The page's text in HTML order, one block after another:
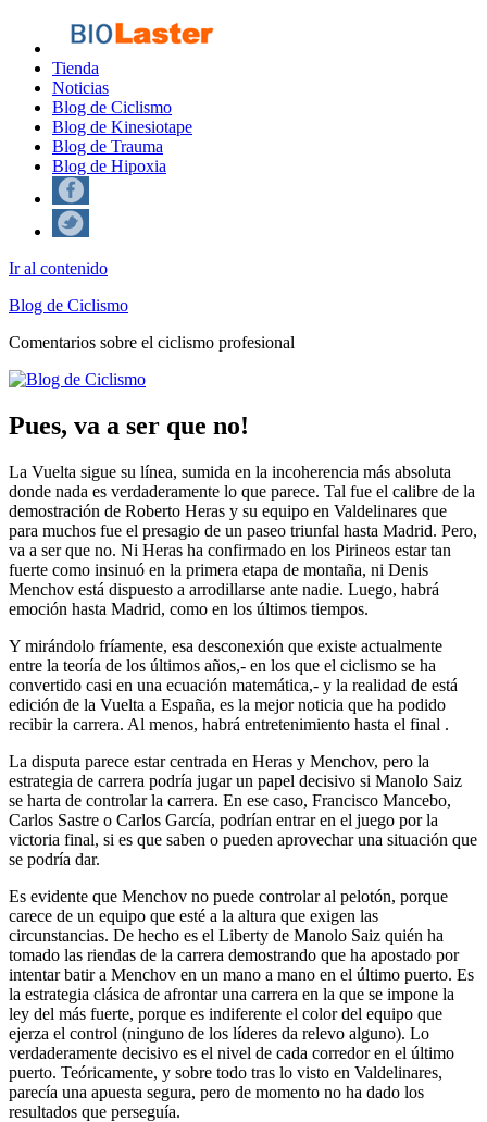
Tienda
Noticias
Blog de Ciclismo
Blog de Kinesiotape
Blog de Trauma
Blog de Hipoxia
Ir al contenido
Blog de Ciclismo
Comentarios sobre el ciclismo profesional
Pues, va a ser que no!
La Vuelta sigue su línea, sumida en la incoherencia más absoluta
donde nada es verdaderamente lo que parece. Tal fue el calibre de la
demostración de Roberto Heras y su equipo en Valdelinares que
para muchos fue el presagio de un paseo triunfal hasta Madrid. Pero,
va a ser que no. Ni Heras ha confirmado en los Pirineos estar tan
fuerte como insinuó en la primera etapa de montaña, ni Denis
Menchov está dispuesto a arrodillarse ante nadie. Luego, habrá
emoción hasta Madrid, como en los últimos tiempos.
Y mirándolo fríamente, esa desconexión que existe actualmente
entre la teoría de los últimos años,- en los que el ciclismo se ha
convertido casi en una ecuación matemática,- y la realidad de está
edición de la Vuelta a España, es la mejor noticia que ha podido
recibir la carrera. Al menos, habrá entretenimiento hasta el final .
La disputa parece estar centrada en Heras y Menchov, pero la
estrategia de carrera podría jugar un papel decisivo si Manolo Saiz
se harta de controlar la carrera. En ese caso, Francisco Mancebo,
Carlos Sastre o Carlos García, podrían entrar en el juego por la
victoria final, si es que saben o pueden aprovechar una situación que
se podría dar.
Es evidente que Menchov no puede controlar al pelotón, porque
carece de un equipo que esté a la altura que exigen las
circunstancias. De hecho es el Liberty de Manolo Saiz quién ha
tomado las riendas de la carrera demostrando que ha apostado por
intentar batir a Menchov en un mano a mano en el último puerto. Es
la estrategia clásica de afrontar una carrera en la que se impone la
ley del más fuerte, porque es indiferente el color del equipo que
ejerza el control (ninguno de los líderes da relevo alguno). Lo
verdaderamente decisivo es el nivel de cada corredor en el último
puerto. Teóricamente, y sobre todo tras lo visto en Valdelinares,
parecía una apuesta segura, pero de momento no ha dado los
resultados que perseguía.